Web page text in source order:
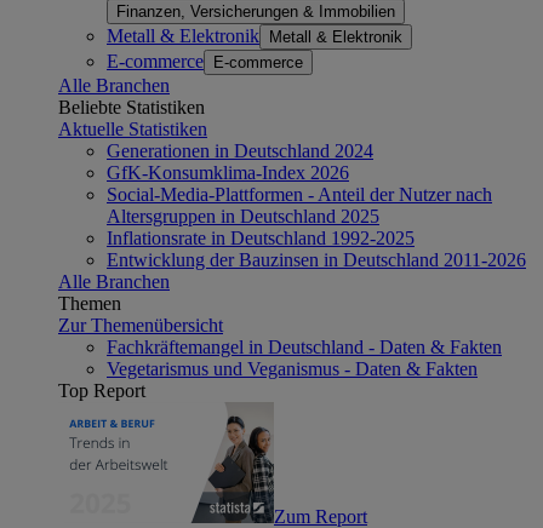
Finanzen, Versicherungen & Immobilien
Metall & Elektronik Metall & Elektronik
E-commerce E-commerce
Alle Branchen
Beliebte Statistiken
Aktuelle Statistiken
Generationen in Deutschland 2024
GfK-Konsumklima-Index 2026
Social-Media-Plattformen - Anteil der Nutzer nach
Altersgruppen in Deutschland 2025
Inflationsrate in Deutschland 1992-2025
Entwicklung der Bauzinsen in Deutschland 2011-2026
Alle Branchen
Themen
Zur Themenübersicht
Fachkräftemangel in Deutschland - Daten & Fakten
Vegetarismus und Veganismus - Daten & Fakten
Top Report
Zum Report